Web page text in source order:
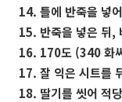
14. 틀에 반죽을 넣
15. 반죽을 넣은 뒤,
16. 170도 (340 화
17. 잘 익은 시트를
18. 딸기를 씻어 적